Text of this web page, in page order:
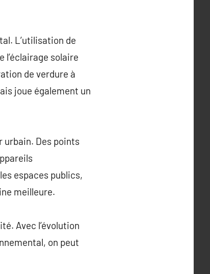
L’utilisation de
l’éclairage solaire
de verdure à
joue également un
urbain. Des points
espaces publics,
meilleure.
Avec l’évolution
on peut